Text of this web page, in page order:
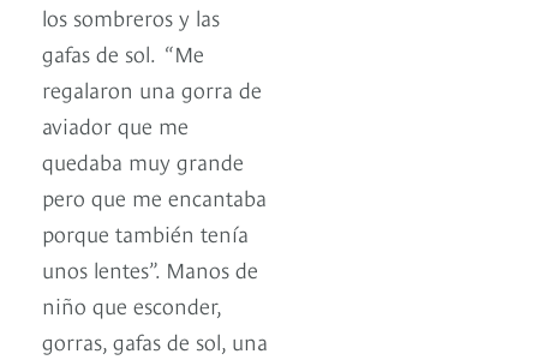
los sombreros y las
gafas de sol. “Me
regalaron una gorra de
aviador que me
quedaba muy grande
pero que me encantaba
porque también tenía
unos lentes”. Manos de
niño que esconder,
gorras, gafas de sol, una